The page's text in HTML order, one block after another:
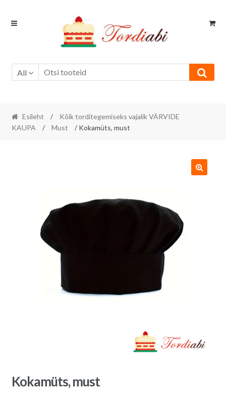
Skip
Skip
All
Esileht /
Kõik torditegemiseks vajalik VÄRVIDE
KAUPA
/ Must / Kokamüts, must
Kokamüts, must